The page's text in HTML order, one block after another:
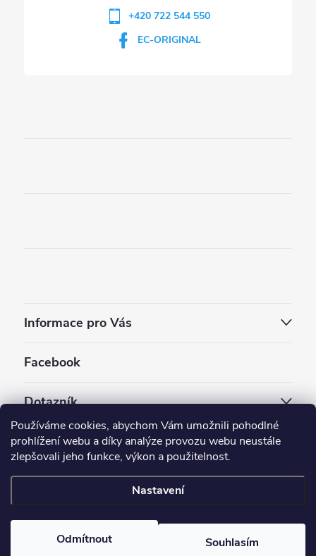
Používáme cookies, abychom Vám umožnili pohodlné
prohlížení webu a díky analýze provozu webu neustále
zlepšovali jeho funkce, výkon a použitelnost.
Nastavení
Odmítnout Souhlasím
+420 722 544 550
EC-ORIGINAL
Informace pro Vás
Facebook
Dotazník
Jaký styl vapování vám vyhovuje ?
Upravit nastavení cookies